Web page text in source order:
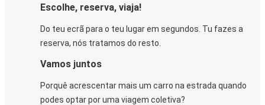
Escolhe, reserva, viaja!
Do teu ecrã para o teu lugar em segundos. Tu fazes a
reserva, nós tratamos do resto.
Vamos juntos
Porquê acrescentar mais um carro na estrada quando
podes optar por uma viagem coletiva?